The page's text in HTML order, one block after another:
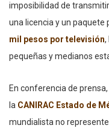
imposibilidad de
una licencia y un paquete
mil pesos por televisión,
pequeñas y medianos
En conferencia de prensa,
la CANIRAC Estado de
mundialista no